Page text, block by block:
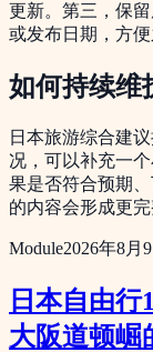
更新。第三，保
或发布日期，方便
如何持续维
日本旅游综合建
况，可以补充一
果是否符合预期
的内容会形成更完
Module2026年8月9
日本自由行
大阪道顿崛